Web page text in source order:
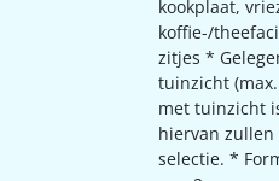
kookplaat,
koffie-/
zitjes *
tuinzicht
met tuinzicht
hiervan zullen
selectie. *